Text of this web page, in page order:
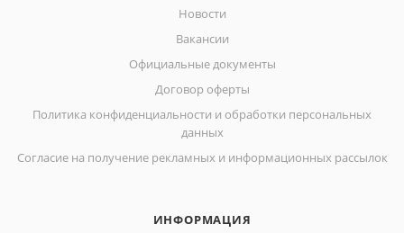
Новости
Вакансии
Официальные документы
Договор оферты
Политика конфиденциальности и обработки персональных
данных
Согласие на получение рекламных и информационных рассылок
ИНФОРМАЦИЯ